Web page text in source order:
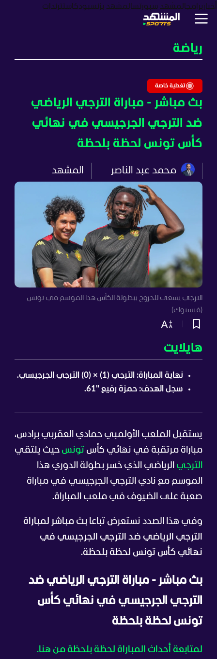
أخبار برامجالمشهد سبورتسالمشهد بزنسبودكاستترندات
رياضة
تغطية خاصة
بث مباشر - مباراة الترجي الرياضي
ضد الترجي الجرجيسي في نهائي
كأس تونس لحظة بلحظة
محمد عبد الناصر المشهد
الترجي يسعى للخروج ببطولة الكأس هذا الموسم في تونس
(فيسبوك)
هايلايت
نهاية المباراة: الترجي (1) × (0) الترجي الجرجيسي.
سجل الهدف: حمزة رفيع "61.
يستقبل الملعب الأولمبي حمادي العقربي برادس،
مباراة مرتقبة في نهائي كأس تونس حيث يلتقي
الترجي الرياضي الذي خسر بطولة الدوري هذا
الموسم مع نادي الترجي الجرجيسي في مباراة
صعبة على الضيوف في ملعب المباراة.
وفي هذا الصدد نستعرض تباعا بث مباشر لمباراة
الترجي الرياضي ضد الترجي الجرجيسي في
نهائي كأس تونس لحظة بلحظة.
بث مباشر - مباراة الترجي الرياضي ضد
الترجي الجرجيسي في نهائي كأس
تونس لحظة بلحظة
لمتابعة أحداث المباراة لحظة بلحظة من هنا.